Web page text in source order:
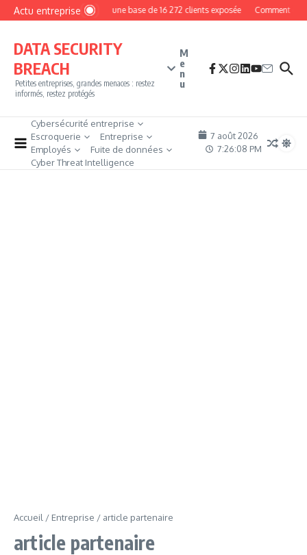
Aller au contenu
Actu entrepriseMyPhoto : une base de 16 272 clients exposée Comment
DATA SECURITY
BREACH
Petites entreprises, grandes menaces : restez
informés, restez protégés
M
e
n
u
Cybersécurité entreprise
Escroquerie
Entreprise
Employés
Fuite de données
Cyber Threat Intelligence
7 août 2026
7:26:09 PM
Accueil / Entreprise / article partenaire
article partenaire